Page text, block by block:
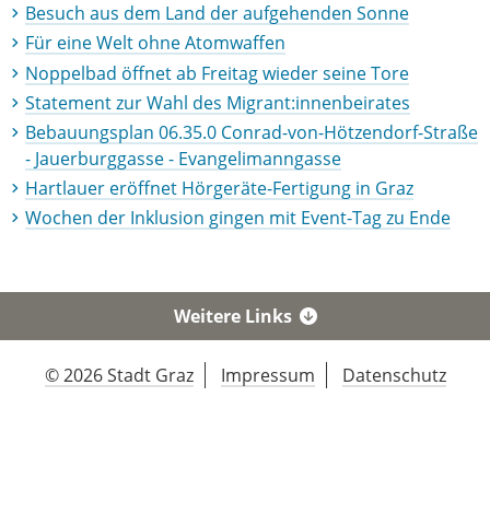
Besuch aus dem Land der aufgehenden Sonne
Für eine Welt ohne Atomwaffen
Noppelbad öffnet ab Freitag wieder seine Tore
Statement zur Wahl des Migrant:innenbeirates
Bebauungsplan 06.35.0 Conrad-von-Hötzendorf-Straße
- Jauerburggasse - Evangelimanngasse
Hartlauer eröffnet Hörgeräte-Fertigung in Graz
Wochen der Inklusion gingen mit Event-Tag zu Ende
Weitere Links
© 2026 Stadt Graz Impressum Datenschutz